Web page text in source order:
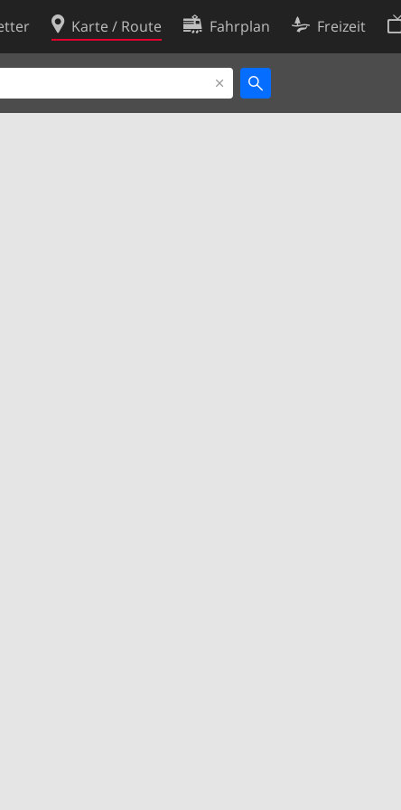
Karte / Route Fahrplan Freizeit
Cookie-Richtlinie
Cookie-Einstellungen